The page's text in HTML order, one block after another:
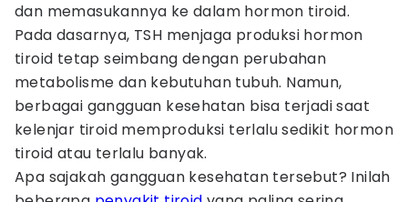
dan memasukannya ke dalam hormon tiroid.
Pada dasarnya, TSH menjaga produksi hormon
tiroid tetap seimbang dengan perubahan
metabolisme dan kebutuhan tubuh. Namun,
berbagai gangguan kesehatan bisa terjadi saat
kelenjar tiroid memproduksi terlalu sedikit hormon
tiroid atau terlalu banyak.
Apa sajakah gangguan kesehatan tersebut? Inilah